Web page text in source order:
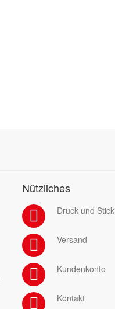
Nützliches
Druck und Stick
Versand
Kundenkonto
Kontakt